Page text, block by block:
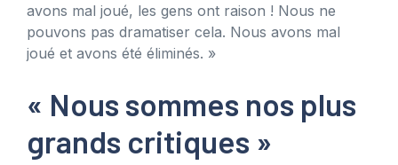
avons mal joué, les gens ont raison ! Nous ne
pouvons pas dramatiser cela. Nous avons mal
joué et avons été éliminés. »
« Nous sommes nos plus
grands critiques »